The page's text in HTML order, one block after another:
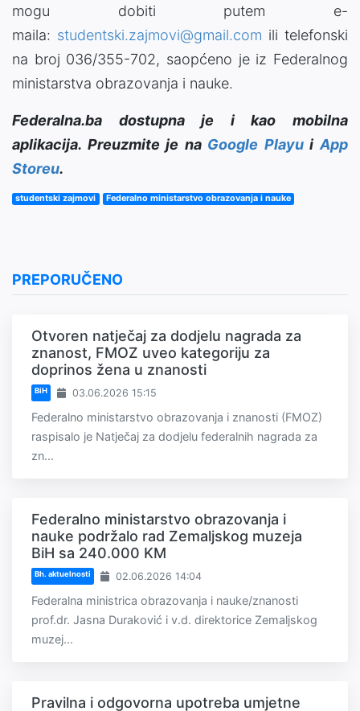
mogu dobiti putem e-
maila: studentski.zajmovi@gmail.com ili telefonski
na broj 036/355-702, saopćeno je iz Federalnog
ministarstva obrazovanja i nauke.
Federalna.ba dostupna je i kao mobilna
aplikacija. Preuzmite je na Google PlayuiApp
Storeu.
studentski zajmovi Federalno ministarstvo obrazovanja i nauke
PREPORUČENO
Otvoren natječaj za dodjelu nagrada za
znanost, FMOZ uveo kategoriju za
doprinos žena u znanosti
BiH 03.06.2026 15:15
Federalno ministarstvo obrazovanja i znanosti (FMOZ)
raspisalo je Natječaj za dodjelu federalnih nagrada za
zn...
Federalno ministarstvo obrazovanja i
nauke podržalo rad Zemaljskog muzeja
BiH sa 240.000 KM
Bh. aktuelnosti 02.06.2026 14:04
Federalna ministrica obrazovanja i nauke/znanosti
prof.dr. Jasna Duraković i v.d. direktorice Zemaljskog
muzej...
Pravilna i odgovorna upotreba umjetne